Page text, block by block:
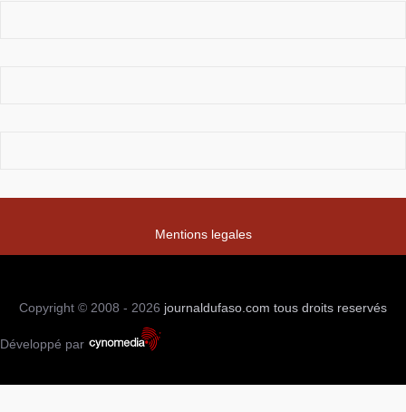
Mentions legales
Copyright © 2008 - 2026 journaldufaso.com tous droits reservés
Développé par